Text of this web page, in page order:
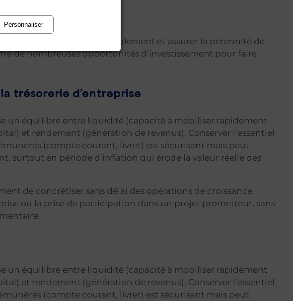
le besoin en fonds de roulement et assurer la pérennité de
de nombreuses opportunités d’investissement pour faire
trésorerie d’entreprise
un équilibre entre liquidité (capacité à mobiliser rapidement
et rendement (génération de revenus). Conserver l’essentiel
(compte courant, livret) est sécurisant mais peut
surtout en période d’inflation qui érode la valeur réelle des
de concrétiser sans délai des opérations de croissance
ou la prise de participation dans un projet prometteur, sans
un équilibre entre liquidité (capacité à mobiliser rapidement
et rendement (génération de revenus). Conserver l’essentiel
(compte courant, livret) est sécurisant mais peut
Personnaliser